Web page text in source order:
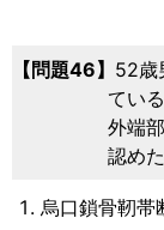
問題46
52歳
てい
外端
認め
烏口鎖骨靭帯